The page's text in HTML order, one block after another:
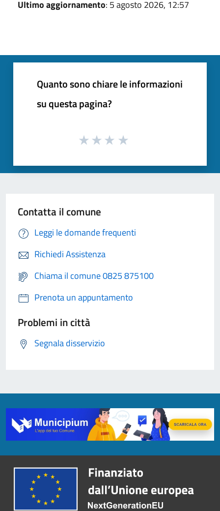
Ultimo aggiornamento: 5 agosto 2026, 12:57
Quanto sono chiare le informazioni
su questa pagina?
Contatta il comune
Leggi le domande frequenti
Richiedi Assistenza
Chiama il comune 0825 875100
Prenota un appuntamento
Problemi in città
Segnala disservizio